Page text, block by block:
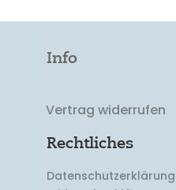
Info
Vertrag widerrufen
Rechtliches
Datenschutzerklärung